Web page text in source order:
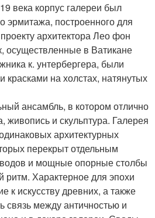
века корпус галереи был
эрмитажа, построенного для
архитектора Лео фон
осуществленные в Ватикане
к. унтербергера, были
на холстах, натянутых
ансамбль, в котором отлично
живопись и скульптура. Галерея
архитектурных
перекрыт отдельным
и мощные опорные столбы
ритм. Характерное для эпохи
к искусству древних, а также
связь между античностью и